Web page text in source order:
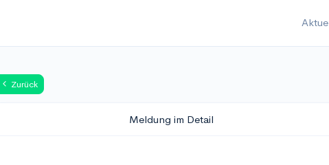
Zurück
Meldung im Detail